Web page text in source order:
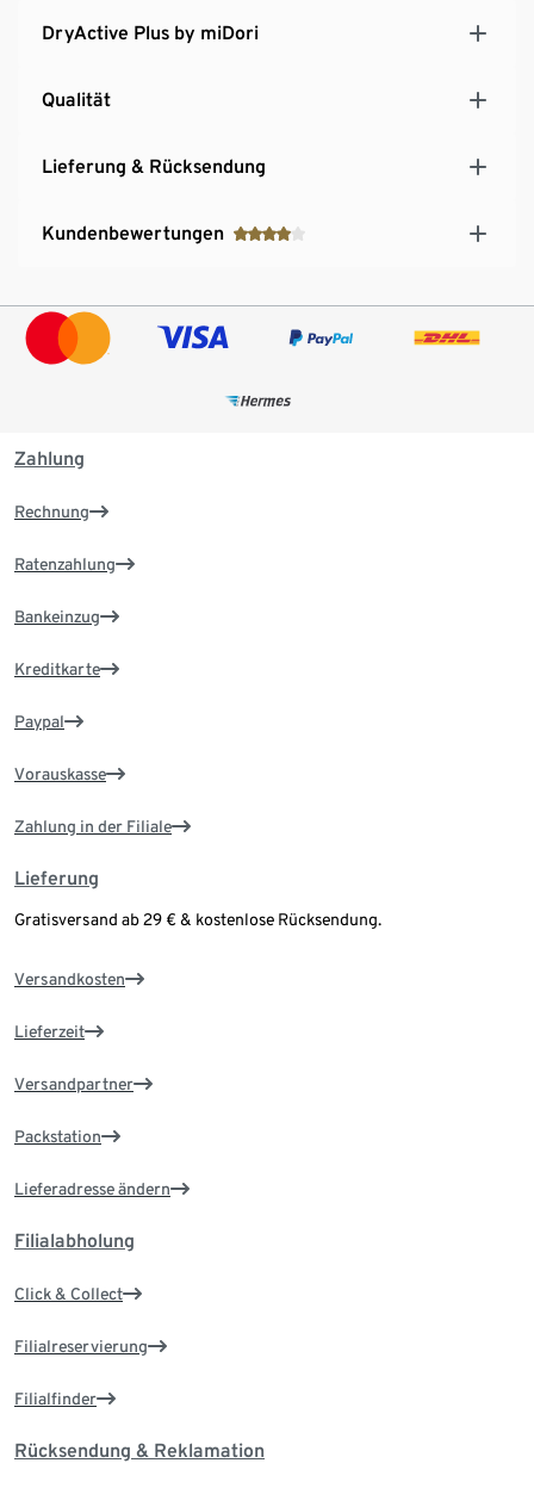
DryActive Plus by miDori
Qualität
Lieferung & Rücksendung
Kundenbewertungen
Zahlung
Rechnung
Ratenzahlung
Bankeinzug
Kreditkarte
Paypal
Vorauskasse
Zahlung in der Filiale
Lieferung
Gratisversand ab 29 € & kostenlose Rücksendung.
Versandkosten
Lieferzeit
Versandpartner
Packstation
Lieferadresse ändern
Filialabholung
Click & Collect
Filialreservierung
Filialfinder
Rücksendung & Reklamation